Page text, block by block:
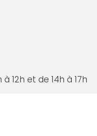
12h et de 14h à 17h